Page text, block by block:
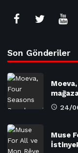
Son Gönderiler
24/
Muse